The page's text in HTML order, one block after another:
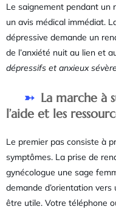
Le saignement pendant un
un avis médical immédiat.
dépressive demande un
de l’anxiété nuit au lien et
dépressifs et anxieux
La marche à
l’aide et les
Le premier pas consiste à
symptômes. La prise de
gynécologue une sage
demande d’orientation
être utile. Votre téléphone